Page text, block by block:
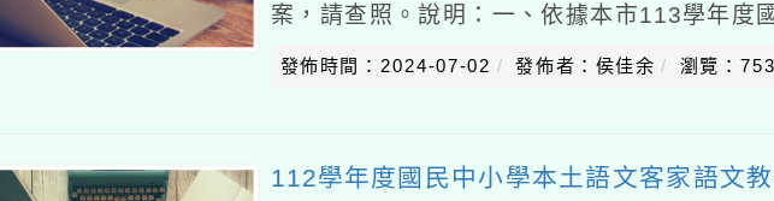
案，請查照。說明：一、依據本市113學年度
教學支援工作人員聯合甄選日程表辦理。二、
發佈時間：2024-07-02 發佈者：侯佳余 瀏覽：753
112學年度國民中小學本土語文客家語文